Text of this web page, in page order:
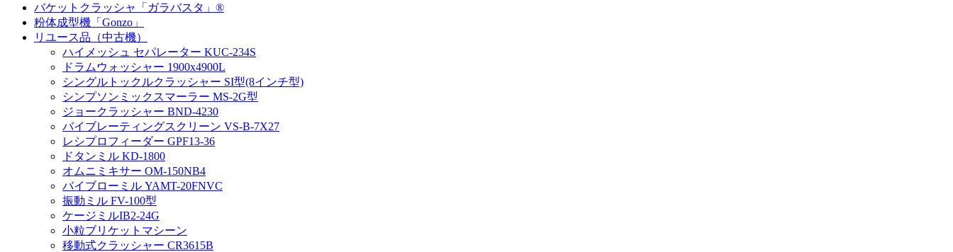
バケットクラッシャ「ガラバスタ」®
粉体成型機「Gonzo」
リユース品（中古機）
ハイメッシュ セパレーター KUC-234S
ドラムウォッシャー 1900x4900L
シングルトックルクラッシャー SI型(8インチ型)
シンプソンミックスマーラー MS-2G型
ジョークラッシャー BND-4230
バイブレーティングスクリーン VS-B-7X27
レシプロフィーダー GPF13-36
ドタンミル KD-1800
オムニミキサー OM-150NB4
バイブローミル YAMT-20FNVC
振動ミル FV-100型
ケージミルIB2-24G
小粒ブリケットマシーン
移動式クラッシャー CR3615B